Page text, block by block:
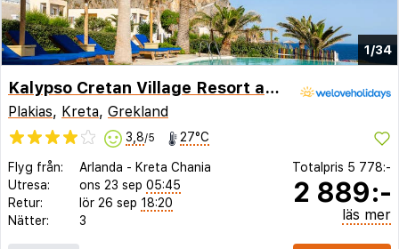
1/34
Kalypso Cretan Village Resort and Spa
Plakias, Kreta, Grekland
3,8/5 27°C
Flyg från: Arlanda - Kreta Chania
Utresa:
ons 23 sep 05:45
Retur:
lör 26 sep 18:20
Nätter:
3
Totalpris 5 778:-
2 889:-
läs mer